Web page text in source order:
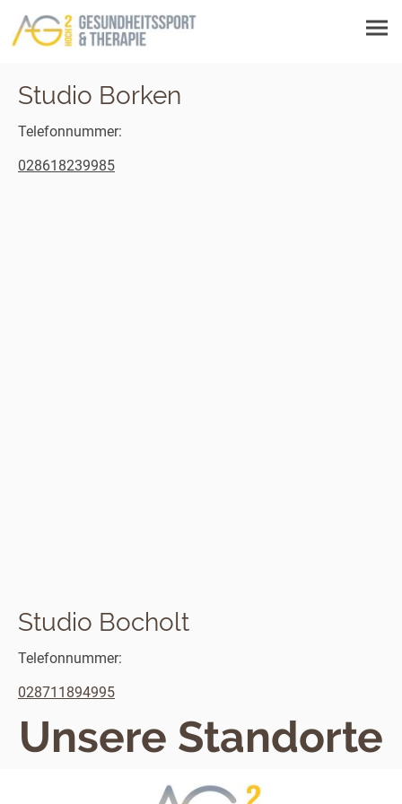
Unsere Standorte
Studio Borken
Telefonnummer:
028618239985
Studio Bocholt
Telefonnummer:
028711894995